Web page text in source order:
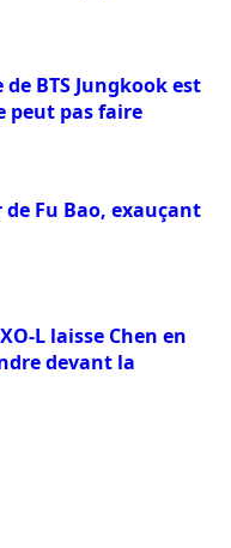
de BTS Jungkook est
peut pas faire
Fu Bao, exauçant
L laisse Chen en
devant la